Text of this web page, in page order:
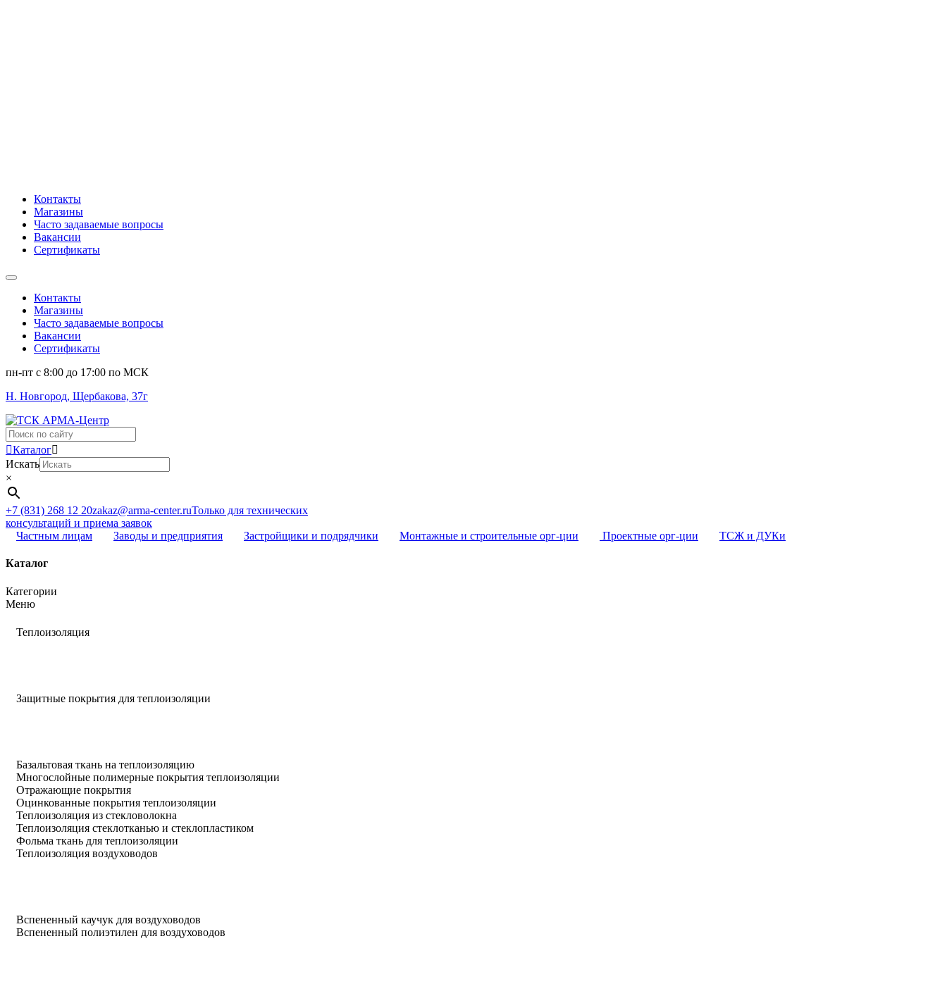
Контакты
Магазины
Часто задаваемые вопросы
Вакансии
Сертификаты
Контакты
Магазины
Часто задаваемые вопросы
Вакансии
Сертификаты
пн-пт c 8:00 до 17:00 по МСК
Н. Новгород, Щербакова, 37г
Поиск
...Каталог
Искать
×
+7 (831) 268 12 20zakaz@arma-center.ruТолько для технических
консультаций и приема заявок
Частным лицам
Заводы и предприятия Застройщики и подрядчики Монтажные и строительные орг-ции Проектные орг-ции ТСЖ и ДУКи
Каталог
Категории
Меню
Теплоизоляция
Защитные покрытия для теплоизоляции
Базальтовая ткань на теплоизоляцию
Многослойные полимерные покрытия теплоизоляции
Отражающие покрытия
Оцинкованные покрытия теплоизоляции
Теплоизоляция из стекловолокна
Теплоизоляция стеклотканью и стеклопластиком
Фольма ткань для теплоизоляции
Теплоизоляция воздуховодов
Вспененный каучук для воздуховодов
Вспененный полиэтилен для воздуховодов